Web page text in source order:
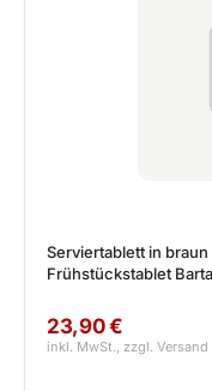
Serviertablett in
Frühstückstablet
23,90 €